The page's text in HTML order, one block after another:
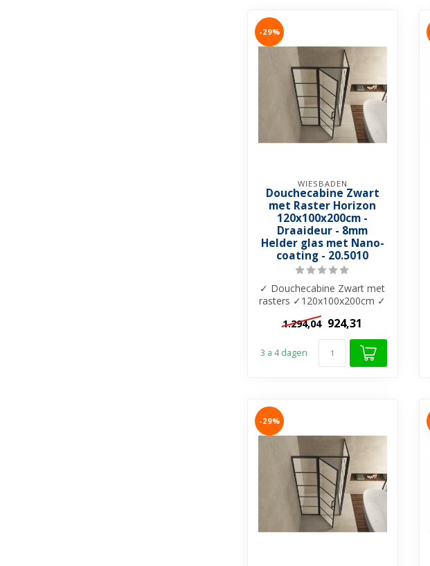
-29%
WIESBADEN
Douchecabine Zwart
met Raster Horizon
120x100x200cm -
Draaideur - 8mm
Helder glas met Nano-
coating - 20.5010
✓ Douchecabine Zwart met
rasters ✓120x100x200cm ✓
8mm helder glas ✓ Nano-
coating...
1.294,04 924,31
3 a 4 dagen
-29%